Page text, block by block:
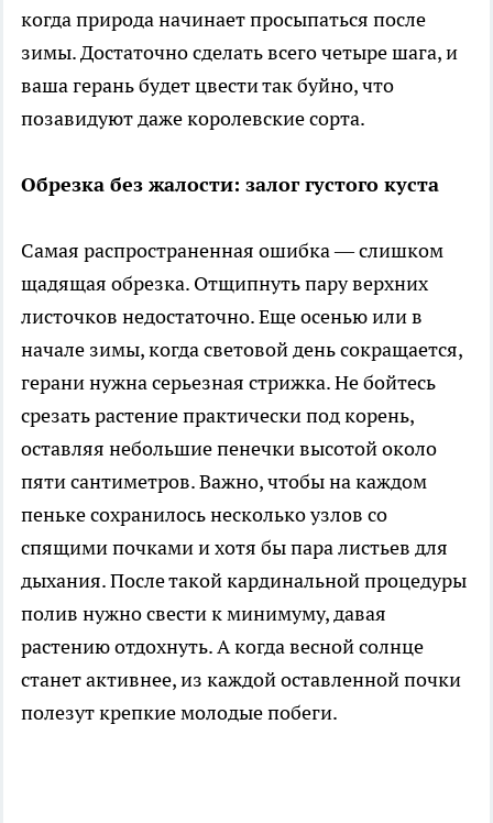
когда природа начинает просыпаться после
зимы. Достаточно сделать всего четыре шага, и
ваша герань будет цвести так буйно, что
позавидуют даже королевские сорта.
Обрезка без жалости: залог густого куста
Самая распространенная ошибка — слишком
щадящая обрезка. Отщипнуть пару верхних
листочков недостаточно. Еще осенью или в
начале зимы, когда световой день сокращается,
герани нужна серьезная стрижка. Не бойтесь
срезать растение практически под корень,
оставляя небольшие пенечки высотой около
пяти сантиметров. Важно, чтобы на каждом
пеньке сохранилось несколько узлов со
спящими почками и хотя бы пара листьев для
дыхания. После такой кардинальной процедуры
полив нужно свести к минимуму, давая
растению отдохнуть. А когда весной солнце
станет активнее, из каждой оставленной почки
полезут крепкие молодые побеги.